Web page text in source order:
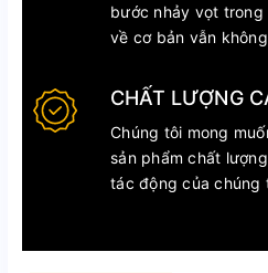
bước nhảy vọt
về cơ bản vẫn
CHẤT LƯỢNG
Chúng tôi mong
sản phẩm chất
tác động của chúng